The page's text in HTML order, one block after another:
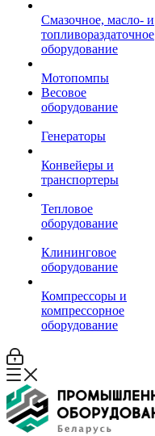
Смазочное, масло- и
топливораздаточное
оборудование
Мотопомпы
Весовое
оборудование
Генераторы
Конвейеры и
транспортеры
Тепловое
оборудование
Клининговое
оборудование
Компрессоры и
компрессорное
оборудование